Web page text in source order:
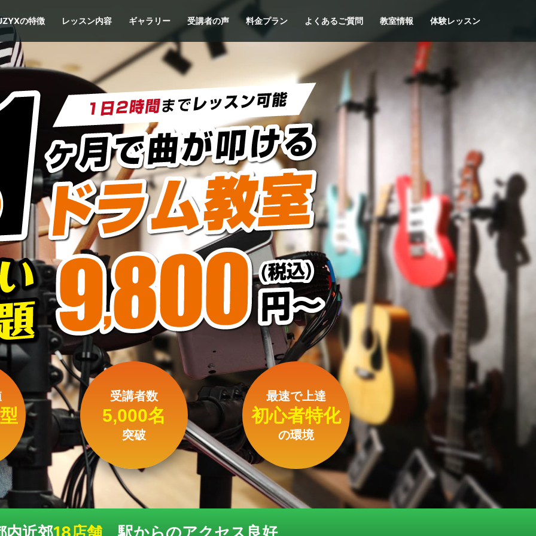
の特徴 レッスン内容 ギャラリー 受講者の声 料金プラン よくあるご質問 教室情報 体験レッスン
受講者数
5,000名
突破
最速で上達
初心者特化
の環境
内近郊18店舗、駅からのアクセス良好